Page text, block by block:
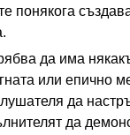
понякога
да има
или епично
да
да